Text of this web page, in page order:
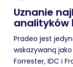
Uznanie
analityków
Pradeo jest
wskazywaną
Forrester, IDC i